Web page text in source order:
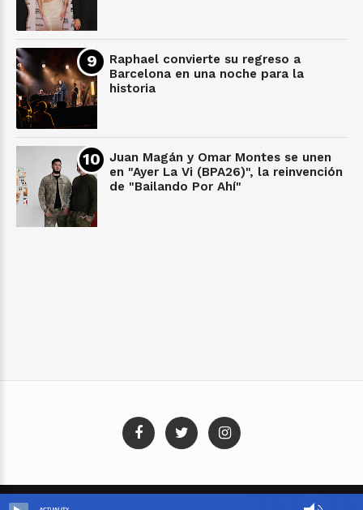
Raphael convierte su regreso a
Barcelona en una noche para la
historia
Juan Magán y Omar Montes se unen
en "Ayer La Vi (BPA26)", la reinvención
de "Bailando Por Ahí"